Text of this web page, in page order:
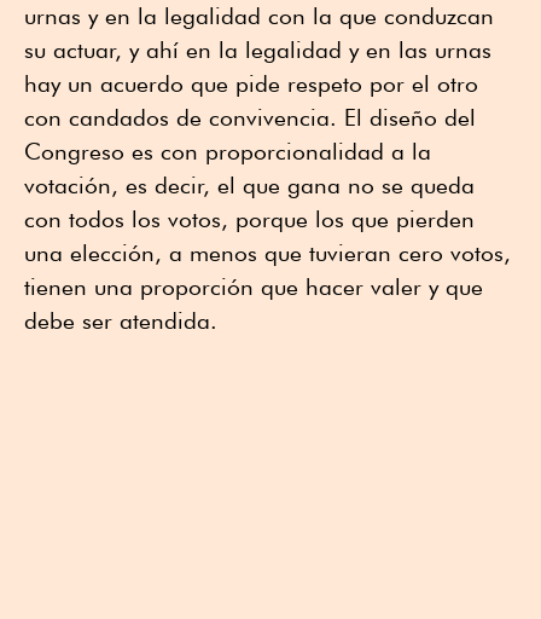
urnas y en la legalidad con la que conduzcan
su actuar, y ahí en la legalidad y en las urnas
hay un acuerdo que pide respeto por el otro
con candados de convivencia. El diseño del
Congreso es con proporcionalidad a la
votación, es decir, el que gana no se queda
con todos los votos, porque los que pierden
una elección, a menos que tuvieran cero votos,
tienen una proporción que hacer valer y que
debe ser atendida.